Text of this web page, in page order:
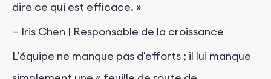
dire ce qui est efficace. »
— Iris Chen | Responsable de la croissance
L'équipe ne manque pas d'efforts ; il lui manque